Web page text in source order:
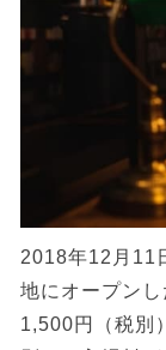
2018年12月11
地にオープン
1,500円（税別